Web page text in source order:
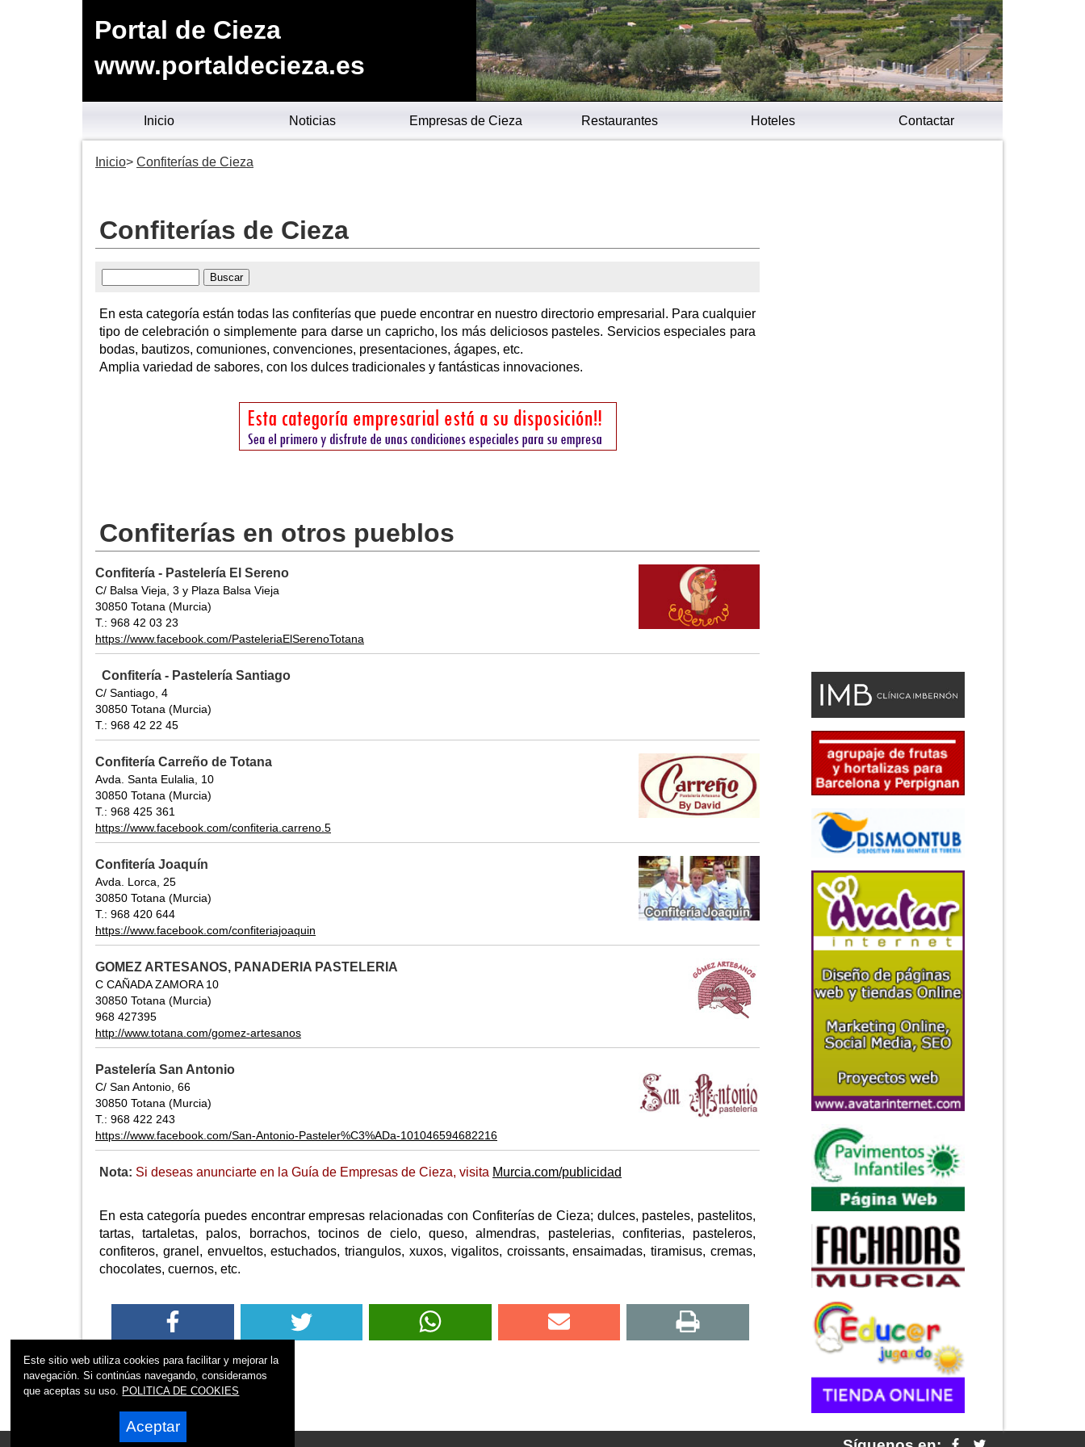
Portal de Cieza
www.portaldecieza.es
Inicio Noticias Empresas de Cieza Restaurantes Hoteles Contactar
Inicio Confiterías de Cieza
Confiterías de Cieza
En esta categoría están todas las confiterías que puede encontrar en nuestro directorio empresarial. Para cualquier
tipo de celebración o simplemente para darse un capricho, los más deliciosos pasteles. Servicios especiales para
bodas, bautizos, comuniones, convenciones, presentaciones, ágapes, etc.
Amplia variedad de sabores, con los dulces tradicionales y fantásticas innovaciones.
Confiterías en otros pueblos
Confitería - Pastelería El Sereno
C/ Balsa Vieja, 3 y Plaza Balsa Vieja
30850 Totana (Murcia)
T.: 968 42 03 23
https://www.facebook.com/PasteleriaElSerenoTotana
Confitería - Pastelería Santiago
C/ Santiago, 4
30850 Totana (Murcia)
T.: 968 42 22 45
Confitería Carreño de Totana
Avda. Santa Eulalia, 10
30850 Totana (Murcia)
T.: 968 425 361
https://www.facebook.com/confiteria.carreno.5
Confitería Joaquín
Avda. Lorca, 25
30850 Totana (Murcia)
T.: 968 420 644
https://www.facebook.com/confiteriajoaquin
GOMEZ ARTESANOS, PANADERIA PASTELERIA
C CAÑADA ZAMORA 10
30850 Totana (Murcia)
968 427395
http://www.totana.com/gomez-artesanos
Pastelería San Antonio
C/ San Antonio, 66
30850 Totana (Murcia)
T.: 968 422 243
https://www.facebook.com/San-Antonio-Pasteler%C3%ADa-101046594682216
Nota: Si deseas anunciarte en la Guía de Empresas de Cieza, visita Murcia.com/publicidad
En esta categoría puedes encontrar empresas relacionadas con Confiterías de Cieza; dulces, pasteles, pastelitos,
tartas, tartaletas, palos, borrachos, tocinos de cielo, queso, almendras, pastelerias, confiterias, pasteleros,
confiteros, granel, envueltos, estuchados, triangulos, xuxos, vigalitos, croissants, ensaimadas, tiramisus, cremas,
chocolates, cuernos, etc.
Este sitio web utiliza cookies para facilitar y mejorar la
navegación. Si continúas navegando, consideramos
que aceptas su uso. POLITICA DE COOKIES
Aceptar